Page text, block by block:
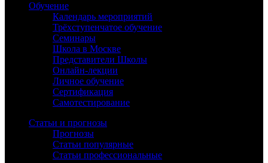
Обучение
Календарь мероприятий
Трёхступенчатое обучение
Семинары
Школа в Москве
Представители Школы
Онлайн-лекции
Личное обучение
Сертификация
Самотестирование
Статьи и прогнозы
Прогнозы
Статьи популярные
Статьи профессиональные